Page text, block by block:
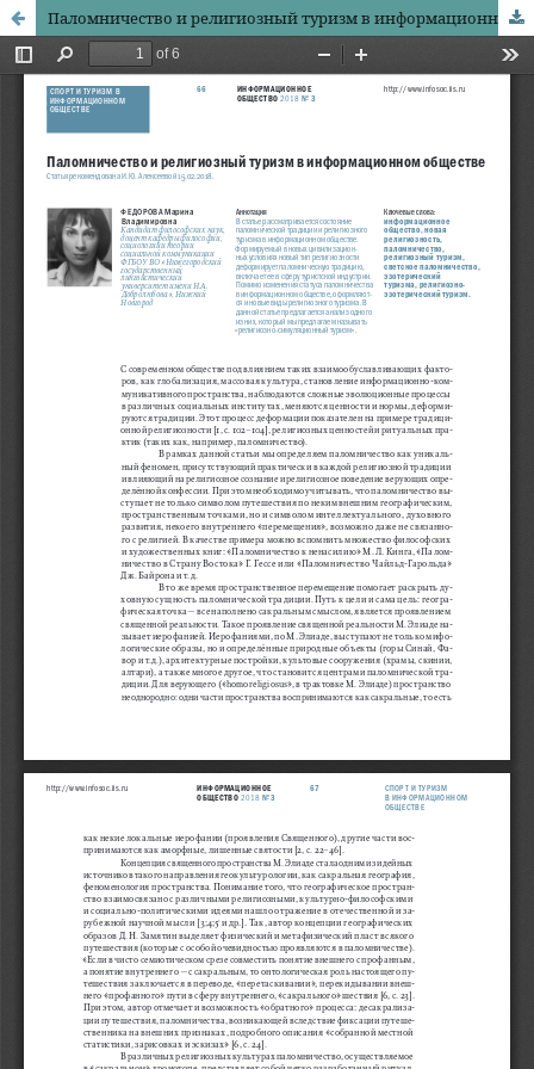
Паломничество и религиозный туризм в информационном обществе